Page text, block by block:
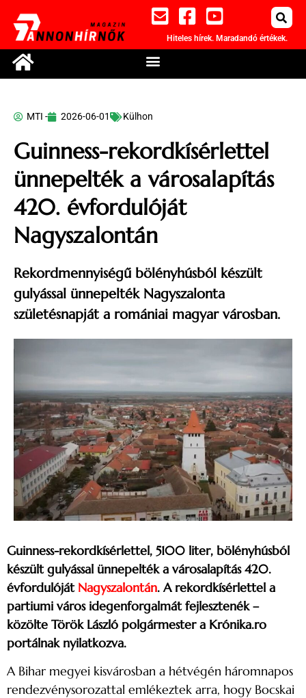
Hiteles hírek. Maradandó értékek.
MTI - 2026-06-01 Külhon
Guinness-rekordkísérlettel
ünnepelték a városalapítás
420. évfordulóját
Nagyszalontán
Rekordmennyiségű bölényhúsból készült
gulyással ünnepelték Nagyszalonta
születésnapját a romániai magyar városban.
Guinness-rekordkísérlettel, 5100 liter, bölényhúsból
készült gulyással ünnepelték a városalapítás 420.
évfordulóját Nagyszalontán. A rekordkísérlettel a
partiumi város idegenforgalmát fejlesztenék –
közölte Török László polgármester a Krónika.ro
portálnak nyilatkozva.
A Bihar megyei kisvárosban a hétvégén háromnapos
rendezvénysorozattal emlékeztek arra, hogy Bocskai